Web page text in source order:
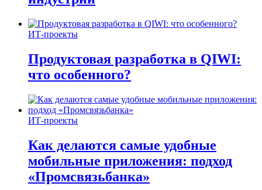
ИТ-проекты
Продуктовая разработка в QIWI:
что особенного?
ИТ-проекты
Как делаются самые удобные
мобильные приложения: подход
«Промсвязьбанка»